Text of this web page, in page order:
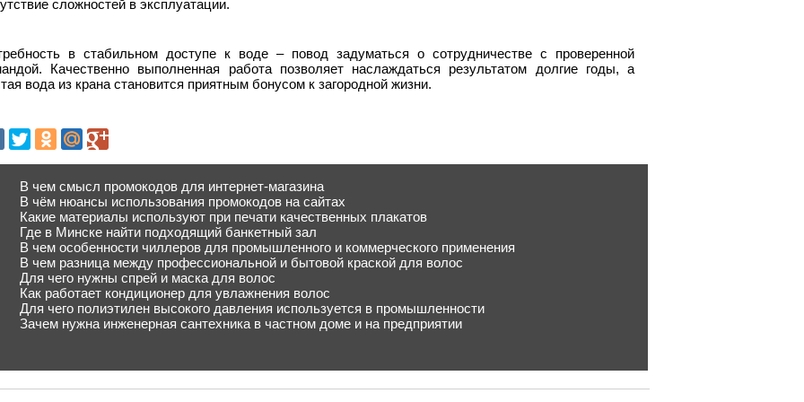
сложностей в эксплуатации.
в стабильном доступе к воде – повод задуматься о сотрудничестве с проверенной
Качественно выполненная работа позволяет наслаждаться результатом долгие годы, а
вода из крана становится приятным бонусом к загородной жизни.
В чем смысл промокодов для интернет-магазина
В чём нюансы использования промокодов на сайтах
Какие материалы используют при печати качественных плакатов
Где в Минске найти подходящий банкетный зал
В чем особенности чиллеров для промышленного и коммерческого применения
В чем разница между профессиональной и бытовой краской для волос
Для чего нужны спрей и маска для волос
Как работает кондиционер для увлажнения волос
Для чего полиэтилен высокого давления используется в промышленности
Зачем нужна инженерная сантехника в частном доме и на предприятии